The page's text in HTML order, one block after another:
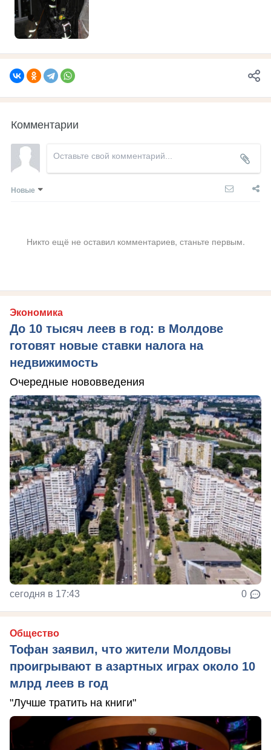
Комментарии
Новые
Никто ещё не оставил комментариев, станьте первым.
Экономика
До 10 тысяч леев в год: в Молдове
готовят новые ставки налога на
недвижимость
Очередные нововведения
сегодня в 17:43 0
Общество
Тофан заявил, что жители Молдовы
проигрывают в азартных играх около 10
млрд леев в год
"Лучше тратить на книги"